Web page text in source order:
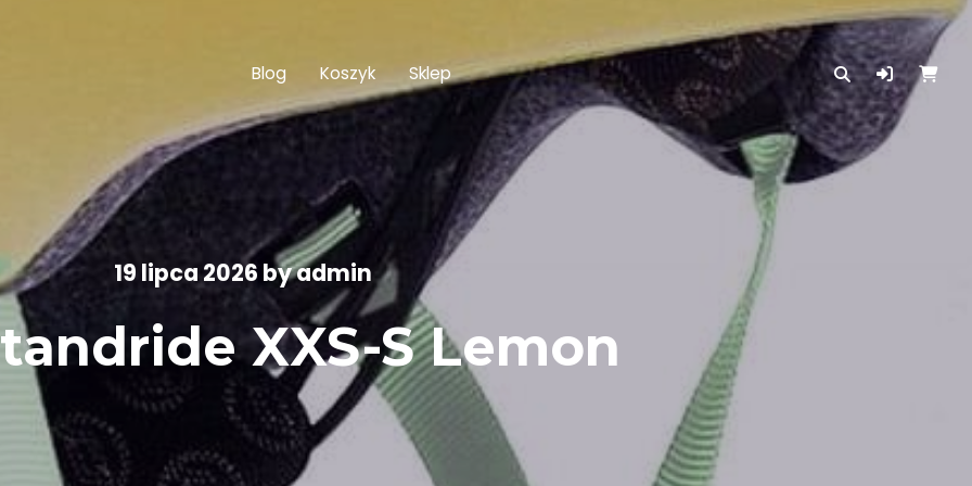
Blog Koszyk Sklep
19 lipca 2026 byadmin
XXS-S Lemon